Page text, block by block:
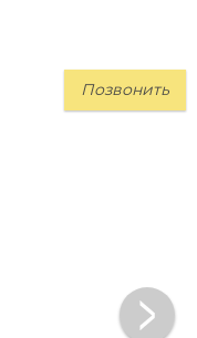
Позвонить